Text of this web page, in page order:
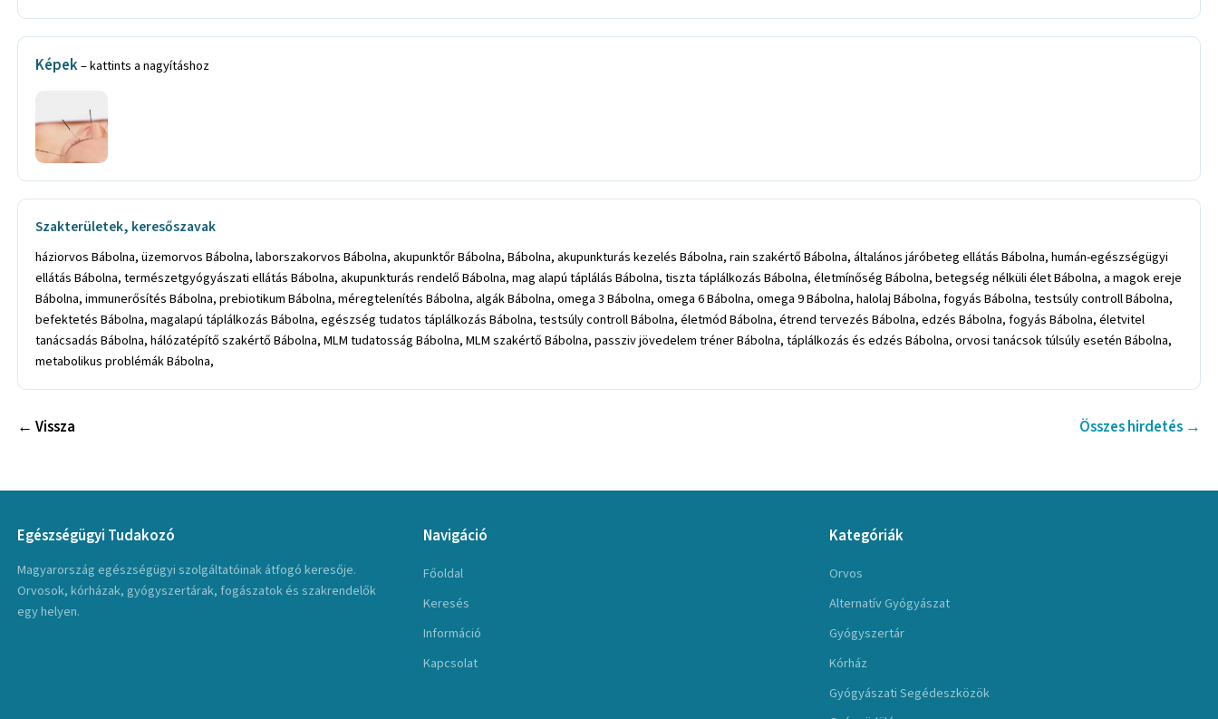
Képek– kattints a nagyításhoz
Szakterületek, keresőszavak
háziorvos Bábolna, üzemorvos Bábolna, laborszakorvos Bábolna, akupunktőr Bábolna, Bábolna, akupunkturás kezelés Bábolna, rain szakértő Bábolna, általános járóbeteg ellátás Bábolna, humán-egészségügyi
ellátás Bábolna, természetgyógyászati ellátás Bábolna, akupunkturás rendelő Bábolna, mag alapú táplálás Bábolna, tiszta táplálkozás Bábolna, életmínőség Bábolna, betegség nélküli élet Bábolna, a magok ereje
Bábolna, immunerősítés Bábolna, prebiotikum Bábolna, méregtelenítés Bábolna, algák Bábolna, omega 3 Bábolna, omega 6 Bábolna, omega 9 Bábolna, halolaj Bábolna, fogyás Bábolna, testsúly controll Bábolna,
befektetés Bábolna, magalapú táplálkozás Bábolna, egészség tudatos táplálkozás Bábolna, testsúly controll Bábolna, életmód Bábolna, étrend tervezés Bábolna, edzés Bábolna, fogyás Bábolna, életvitel
tanácsadás Bábolna, hálózatépítő szakértő Bábolna, MLM tudatosság Bábolna, MLM szakértő Bábolna, passziv jövedelem tréner Bábolna, táplálkozás és edzés Bábolna, orvosi tanácsok túlsúly esetén Bábolna,
metabolikus problémák Bábolna,
← Vissza Összes hirdetés →
Egészségügyi Tudakozó
Magyarország egészségügyi szolgáltatóinak átfogó keresője.
Orvosok, kórházak, gyógyszertárak, fogászatok és szakrendelők
egy helyen.
Navigáció
Főoldal
Keresés
Információ
Kapcsolat
Kategóriák
Orvos
Alternatív Gyógyászat
Gyógyszertár
Kórház
Gyógyászati Segédeszközök